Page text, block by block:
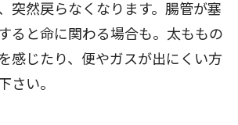
突然戻らなくなります。腸管が塞
ると命に関わる場合も。太ももの
感じたり、便やガスが出にくい方
さい。